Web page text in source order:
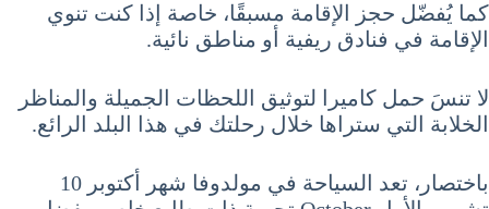
كما يُفضّل حجز الإقامة مسبقًا، خاصة إذا كنت تنوي
الإقامة في فنادق ريفية أو مناطق نائية.
لا تنسَ حمل كاميرا لتوثيق اللحظات الجميلة والمناظر
الخلابة التي ستراها خلال رحلتك في هذا البلد الرائع.
باختصار، تعد السياحة في مولدوفا شهر أكتوبر 10